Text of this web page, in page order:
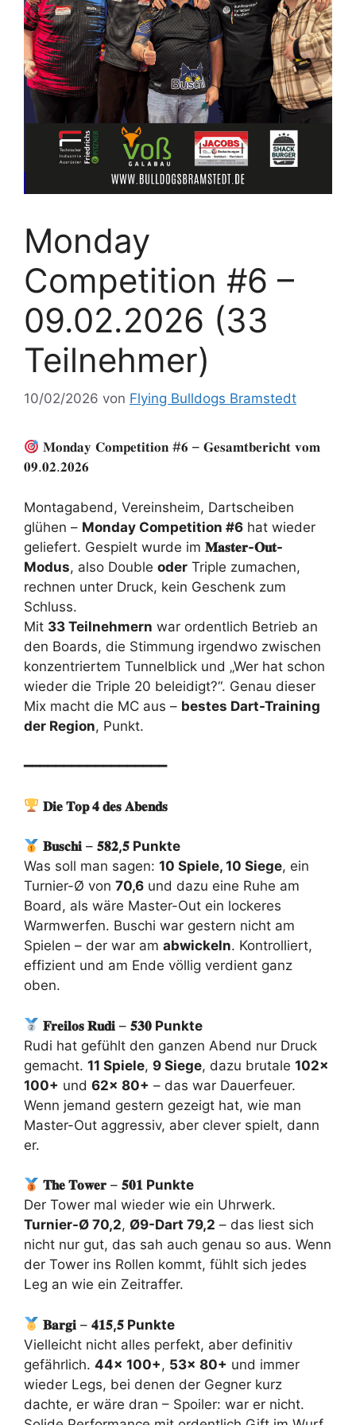
Monday
Competition #6 –
09.02.2026 (33
Teilnehmer)
10/02/2026 von Flying Bulldogs Bramstedt
𝐌𝐨𝐧𝐝𝐚𝐲 𝐂𝐨𝐦𝐩𝐞𝐭𝐢𝐭𝐢𝐨𝐧 #𝟔 – 𝐆𝐞𝐬𝐚𝐦𝐭𝐛𝐞𝐫𝐢𝐜𝐡𝐭 𝐯𝐨𝐦
𝟎𝟗.𝟎𝟐.𝟐𝟎𝟐𝟔
Montagabend, Vereinsheim, Dartscheiben
glühen – Monday Competition #6 hat wieder
geliefert. Gespielt wurde im 𝐌𝐚𝐬𝐭𝐞𝐫-𝐎𝐮𝐭-
Modus, also Double oder Triple zumachen,
rechnen unter Druck, kein Geschenk zum
Schluss.
Mit 33 Teilnehmern war ordentlich Betrieb an
den Boards, die Stimmung irgendwo zwischen
konzentriertem Tunnelblick und „Wer hat schon
wieder die Triple 20 beleidigt?“. Genau dieser
Mix macht die MC aus – bestes Dart-Training
der Region, Punkt.
━━━━━━━━━━━━━━━━━━
𝐃𝐢𝐞 𝐓𝐨𝐩 𝟒 𝐝𝐞𝐬 𝐀𝐛𝐞𝐧𝐝𝐬
𝐁𝐮𝐬𝐜𝐡𝐢 –𝟓𝟖𝟐,𝟓 Punkte
Was soll man sagen: 10 Spiele, 10 Siege, ein
Turnier-Ø von 70,6 und dazu eine Ruhe am
Board, als wäre Master-Out ein lockeres
Warmwerfen. Buschi war gestern nicht am
Spielen – der war am abwickeln. Kontrolliert,
effizient und am Ende völlig verdient ganz
oben.
𝐅𝐫𝐞𝐢𝐥𝐨𝐬 𝐑𝐮𝐝𝐢 –𝟓𝟑𝟎 Punkte
Rudi hat gefühlt den ganzen Abend nur Druck
gemacht. 11 Spiele, 9 Siege, dazu brutale 102x
100+ und 62x 80+ – das war Dauerfeuer.
Wenn jemand gestern gezeigt hat, wie man
Master-Out aggressiv, aber clever spielt, dann
er.
𝐓𝐡𝐞 𝐓𝐨𝐰𝐞𝐫 –𝟓𝟎𝟏 Punkte
Der Tower mal wieder wie ein Uhrwerk.
Turnier-Ø 70,2, Ø9-Dart 79,2 – das liest sich
nicht nur gut, das sah auch genau so aus. Wenn
der Tower ins Rollen kommt, fühlt sich jedes
Leg an wie ein Zeitraffer.
𝐁𝐚𝐫𝐠𝐢 –𝟒𝟏𝟓,𝟓 Punkte
Vielleicht nicht alles perfekt, aber definitiv
gefährlich. 44x 100+, 53x 80+ und immer
wieder Legs, bei denen der Gegner kurz
dachte, er wäre dran – Spoiler: war er nicht.